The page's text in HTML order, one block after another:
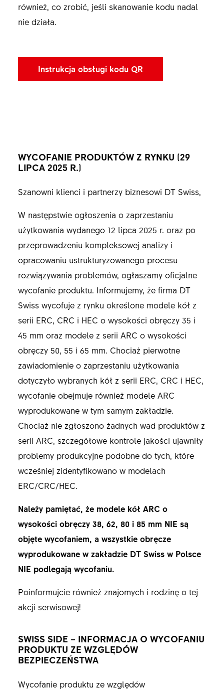
również, co zrobić, jeśli skanowanie kodu nadal
nie działa.
Instrukcja obsługi kodu QR
WYCOFANIE PRODUKTÓW Z RYNKU (29
LIPCA 2025 R.)
Szanowni klienci i partnerzy biznesowi DT Swiss,
W następstwie ogłoszenia o zaprzestaniu
użytkowania wydanego 12 lipca 2025 r. oraz po
przeprowadzeniu kompleksowej analizy i
opracowaniu ustrukturyzowanego procesu
rozwiązywania problemów, ogłaszamy oficjalne
wycofanie produktu. Informujemy, że firma DT
Swiss wycofuje z rynku określone modele kół z
serii ERC, CRC i HEC o wysokości obręczy 35 i
45 mm oraz modele z serii ARC o wysokości
obręczy 50, 55 i 65 mm. Chociaż pierwotne
zawiadomienie o zaprzestaniu użytkowania
dotyczyło wybranych kół z serii ERC, CRC i HEC,
wycofanie obejmuje również modele ARC
wyprodukowane w tym samym zakładzie.
Chociaż nie zgłoszono żadnych wad produktów z
serii ARC, szczegółowe kontrole jakości ujawniły
problemy produkcyjne podobne do tych, które
wcześniej zidentyfikowano w modelach
ERC/CRC/HEC.
Należy pamiętać, że modele kół ARC o
wysokości obręczy 38, 62, 80 i 85 mm NIE są
objęte wycofaniem, a wszystkie obręcze
wyprodukowane w zakładzie DT Swiss w Polsce
NIE podlegają wycofaniu.
Poinformujcie również znajomych i rodzinę o tej
akcji serwisowej!
SWISS SIDE – INFORMACJA O WYCOFANIU
PRODUKTU ZE WZGLĘDÓW
BEZPIECZEŃSTWA
Wycofanie produktu ze względów